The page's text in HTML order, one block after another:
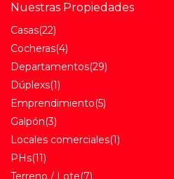
Nuestras Propiedades
Casas(22)
Cocheras(4)
Departamentos(29)
Dúplexs(1)
Emprendimiento(5)
Galpón(3)
Locales comerciales(1)
PHs(11)
Terreno / Lote(7)